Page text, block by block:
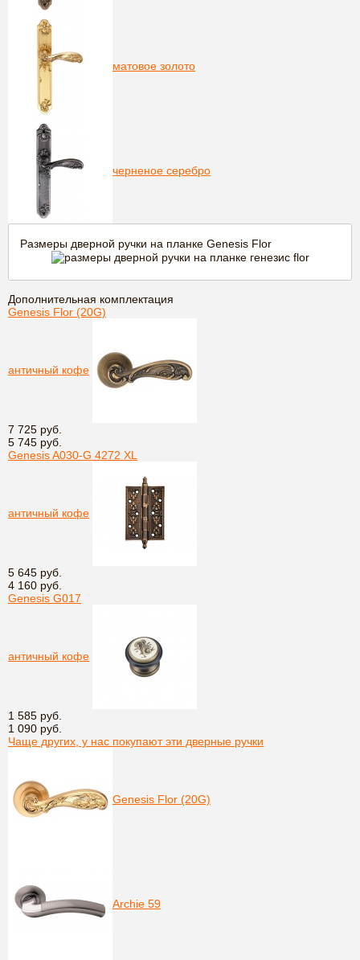
матовое золото
черненое серебро
Размеры дверной ручки на планке Genesis Flor
Дополнительная комплектация
Genesis Flor (20G)
античный кофе
7 725 руб.
5 745 руб.
Genesis A030-G 4272 XL
античный кофе
5 645 руб.
4 160 руб.
Genesis G017
античный кофе
1 585 руб.
1 090 руб.
Чаще других, у нас покупают эти дверные ручки
Genesis Flor (20G)
Archie 59